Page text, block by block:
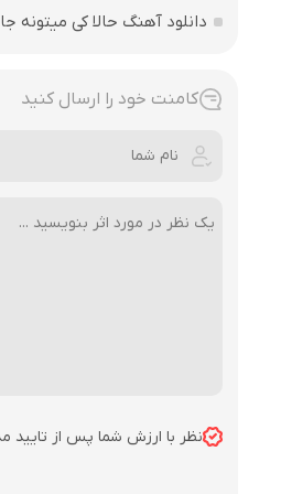
دانلود آهنگ حالا کی میتونه
کامنت خود را ارسال کنید
نظر با ارزش شما پس از تایید